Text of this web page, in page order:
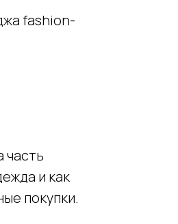
fashion-
часть
и как
покупки.